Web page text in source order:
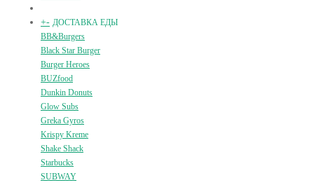
+- ДОСТАВКА ЕДЫ
BB&Burgers
Black Star Burger
Burger Heroes
BUZfood
Dunkin Donuts
Glow Subs
Greka Gyros
Krispy Kreme
Shake Shack
Starbucks
SUBWAY